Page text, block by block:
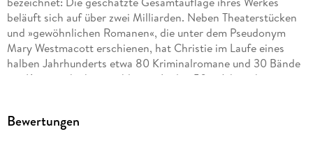
beläuft sich auf über zwei Milliarden. Neben Theaterstücken
und »gewöhnlichen Romanen«, die unter dem Pseudonym
Mary Westmacott erschienen, hat Christie im Laufe eines
halben Jahrhunderts etwa 80 Kriminalromane und 30 Bände
mit Kurzgeschichten publiziert. In den 50er Jahren begann
heute, nach über 70-jähriger Laufzeit, im St. Martin s Theatre
Bewertungen